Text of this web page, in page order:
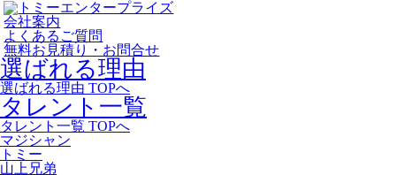
会社案内
よくあるご質問
無料お見積り・お問合せ
選ばれる理由
選ばれる理由 TOPへ
タレント一覧
タレント一覧 TOPへ
マジシャン
トミー
山上兄弟